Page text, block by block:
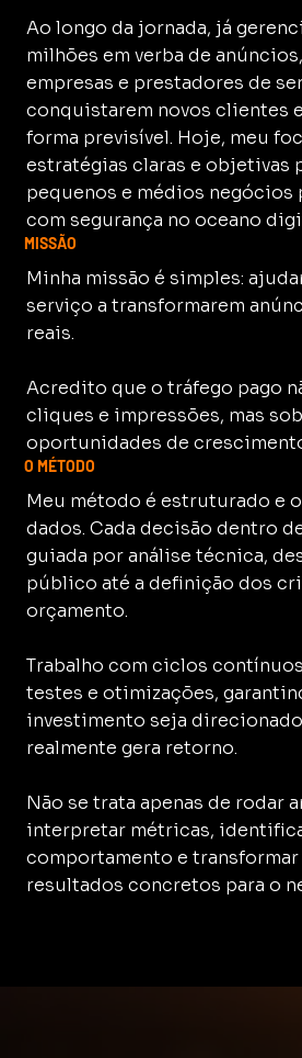
Ao longo da jornada, já
milhões em verba de
empresas e prestadores de
conquistarem novos clientes
forma previsível. Hoje, meu
estratégias claras e objetivas
pequenos e médios negócios
com segurança no oceano
MISSÃO
Minha missão é simples:
serviço a transformarem
reais.
Acredito que o tráfego pago
cliques e impressões, mas
oportunidades de
O MÉTODO
Meu método é estruturado e
dados. Cada decisão dentro
guiada por análise técnica,
público até a definição dos
orçamento.
Trabalho com ciclos
testes e otimizações,
investimento seja
realmente gera retorno.
Não se trata apenas de rodar
interpretar métricas,
comportamento e transformar
resultados concretos para o